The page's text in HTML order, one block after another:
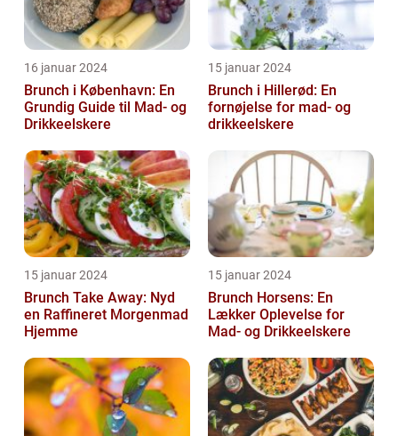
16 januar 2024
Brunch i København: En
Grundig Guide til Mad- og
Drikkeelskere
15 januar 2024
Brunch i Hillerød: En
fornøjelse for mad- og
drikkeelskere
15 januar 2024
Brunch Take Away: Nyd
en Raffineret Morgenmad
Hjemme
15 januar 2024
Brunch Horsens: En
Lækker Oplevelse for
Mad- og Drikkeelskere